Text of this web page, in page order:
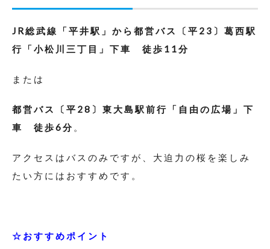
JR総武線「平井駅」から 都営バス〔平23〕葛西駅
行「小松川三丁目」下車 徒歩11分
または
都営バス〔平28〕東大島駅前行「自由の広場」下
車 徒歩6分 。
アクセスはバスのみですが、大迫力の桜を楽しみ
たい方にはおすすめです。
☆おすすめポイント